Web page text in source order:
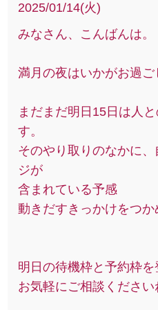
2025/01/14(火)
みなさん、こんばんは。
満月の夜はいかがお過ご
まだまだ明日15日は人
す。
そのやり取りのなかに
ジが
含まれている予感
動きだすきっかけをつ
明日の待機枠と予約枠
お気軽にご相談ください